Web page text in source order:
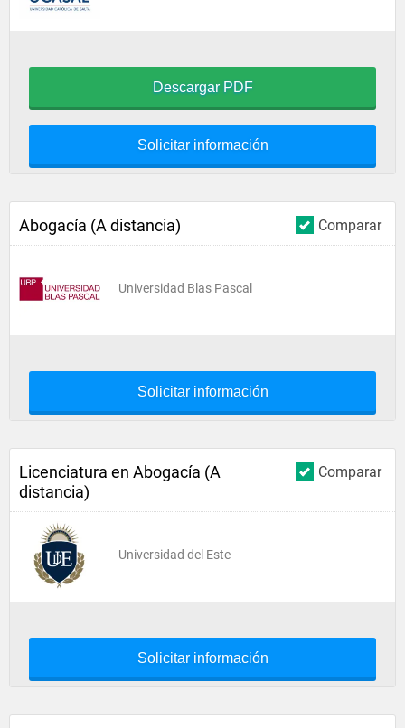
Descargar PDF
Solicitar información
Comparar
Abogacía (A distancia)
Universidad Blas Pascal
Solicitar información
Comparar
Licenciatura en Abogacía (A
distancia)
Universidad del Este
Solicitar información